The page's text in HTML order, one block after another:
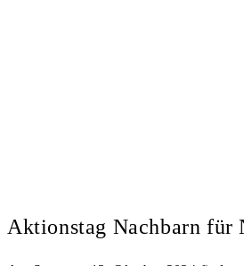
Aktionstag Nachbarn für